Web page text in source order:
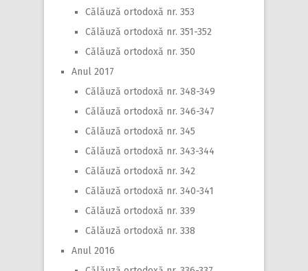
Călăuză ortodoxă nr. 353
Călăuză ortodoxă nr. 351-352
Călăuză ortodoxă nr. 350
Anul 2017
Călăuză ortodoxă nr. 348-349
Călăuză ortodoxă nr. 346-347
Călăuză ortodoxă nr. 345
Călăuză ortodoxă nr. 343-344
Călăuză ortodoxă nr. 342
Călăuză ortodoxă nr. 340-341
Călăuză ortodoxă nr. 339
Călăuză ortodoxă nr. 338
Anul 2016